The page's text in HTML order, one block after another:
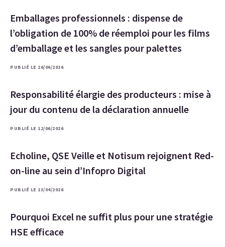
Emballages professionnels : dispense de
l’obligation de 100% de réemploi pour les films
d’emballage et les sangles pour palettes
PUBLIÉ LE 16/06/2026
Responsabilité élargie des producteurs : mise à
jour du contenu de la déclaration annuelle
PUBLIÉ LE 12/06/2026
Echoline, QSE Veille et Notisum rejoignent Red-
on-line au sein d’Infopro Digital
PUBLIÉ LE 13/04/2026
Pourquoi Excel ne suffit plus pour une stratégie
HSE efficace